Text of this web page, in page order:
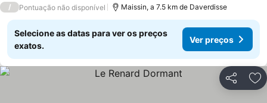
/ Pontuação não disponível Maissin, a 7.5 km de Daverdisse
Selecione as datas para ver os preços
exatos.
Ver preços
Partilhar